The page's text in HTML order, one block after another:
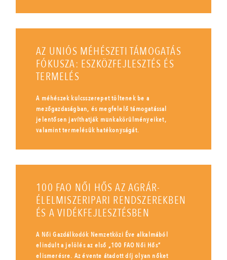
AZ UNIÓS MÉHÉSZETI TÁMOGATÁS
FÓKUSZA: ESZKÖZFEJLESZTÉS ÉS
TERMELÉS
A méhészek kulcsszerepet töltenek be a
mezőgazdaságban, és megfelelő támogatással
jelentősen javíthatják munkakörülményeiket,
valamint termelésük hatékonyságát.
100 FAO NŐI HŐS AZ AGRÁR-
ÉLELMISZERIPARI RENDSZEREKBEN
ÉS A VIDÉKFEJLESZTÉSBEN
A Női Gazdálkodók Nemzetközi Éve alkalmából
elindult a jelölés az első „100 FAO Női Hős”
elismerésre. Az évente átadott díj olyan nőket